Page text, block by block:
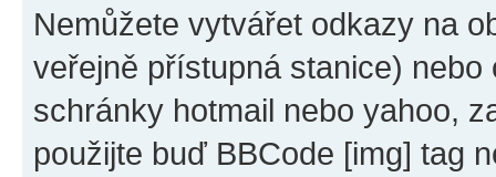
Nemůžete vytvářet odkazy na
veřejně přístupná stanice)
schránky hotmail nebo yahoo,
použijte buď BBCode [img] tag